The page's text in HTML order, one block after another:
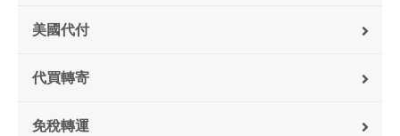
美國代付
代買轉寄
免稅轉運